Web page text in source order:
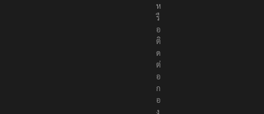
ห
รื
อ
ติ
ด
ต่
อ
ก
อ
ง